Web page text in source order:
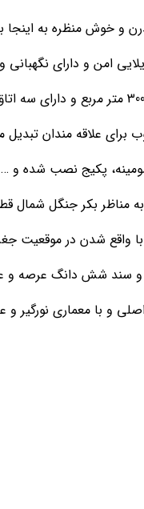
و خوش منظره به اینجا
امن و دارای
250 متری و در زمینی به مساحت
برای علاقه مندان
پکیج نصب شده
مناظر بکر جنگل شمال
واقع شدن در موقعیت
اختصاصی و سند شش دانگ
و با معماری نورگیر و